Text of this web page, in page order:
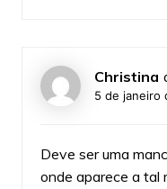
Christina
5 de janeiro
Deve ser uma
onde aparece a tal